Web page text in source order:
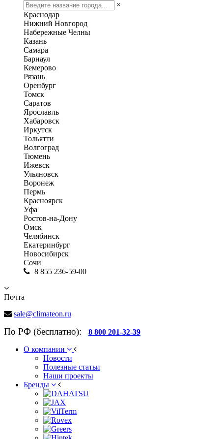
×
Краснодар
Нижний Новгород
Набережные Челны
Казань
Самара
Барнаул
Кемерово
Рязань
Оренбург
Томск
Саратов
Ярославль
Хабаровск
Иркутск
Тольятти
Волгоград
Тюмень
Ижевск
Ульяновск
Воронеж
Пермь
Красноярск
Уфа
Ростов-на-Дону
Омск
Челябинск
Екатеринбург
Новосибирск
Сочи
8 855 236-59-00
Почта
sale@climateon.ru
По РФ (бесплатно): 8 800 201-32-39
О компании
Новости
Полезные статьи
Наши проекты
Бренды